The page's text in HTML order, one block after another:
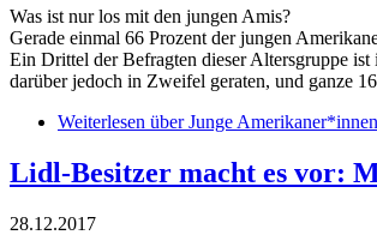
Was ist nur los mit den jungen Amis?
Gerade einmal 66 Prozent der jungen
Ein Drittel der Befragten dieser Altersgruppe ist
darüber jedoch in Zweifel geraten, und ganze
Weiterlesen über Junge
Lidl-Besitzer macht es vor:
28.12.2017